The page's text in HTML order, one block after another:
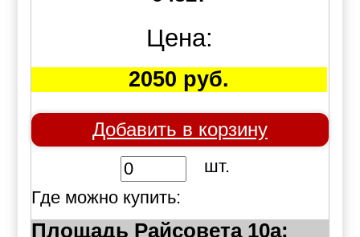
Цена:
2050 руб.
Добавить в корзину
шт.
Где можно купить:
Площадь Райсовета 10а: